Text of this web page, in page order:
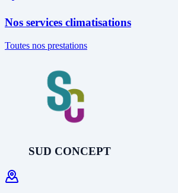
Nos services climatisations
Toutes nos prestations
SUD CONCEPT